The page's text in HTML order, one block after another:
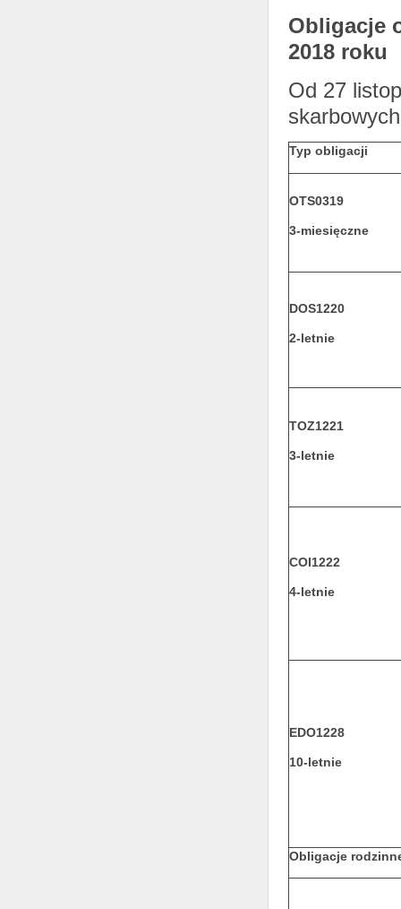
Obligacje
2018 roku
Od 27
Typ obligacji
OTS0319
3-miesięczne
DOS1220
2-letnie
TOZ1221
3-letnie
COI1222
4-letnie
EDO1228
10-letnie
Obligacje